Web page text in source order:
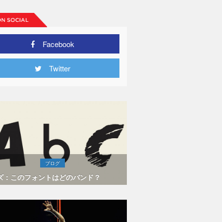
Facebook
Twitter
ブログ
：このフォントはどのバンド？